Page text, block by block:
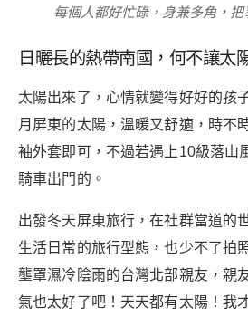
每個人都好忙碌，身兼多角，把
日曬長的熱帶南國，何不讓太
太陽出來了，心情就變得好好的孩
月屏東的太陽，溫暖又舒適，時不
袖外套即可，不過若遇上10級落山
騎車出門的。
出發冬天屏東旅行，在社群當道的
生活日常的旅行型態，也少不了拍
壟罩濕冷陰雨的台灣北部親友，親
氣也太好了吧！天天都有太陽！我